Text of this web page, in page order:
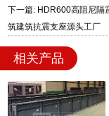
下一篇: HDR600高阻尼隔
筑建筑抗震支座源头工厂
相关产品